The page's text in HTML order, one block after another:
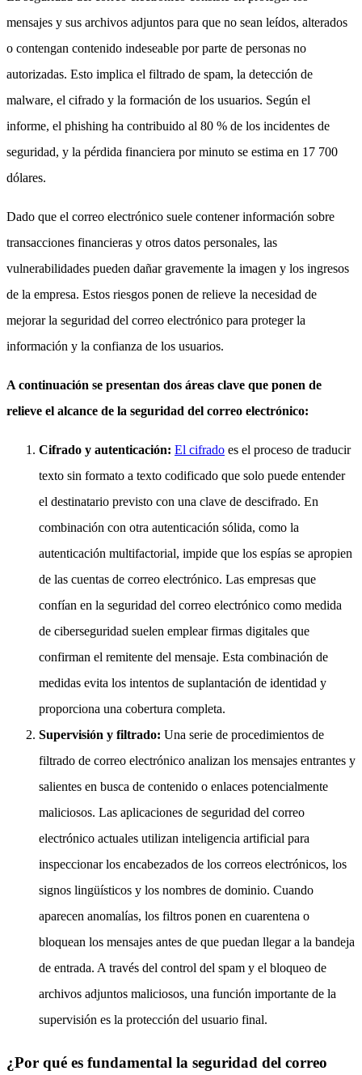
mensajes y sus archivos adjuntos para que no sean leídos, alterados
o contengan contenido indeseable por parte de personas no
autorizadas. Esto implica el filtrado de spam, la detección de
malware, el cifrado y la formación de los usuarios. Según el
informe, el phishing ha contribuido al 80 % de los incidentes de
seguridad, y la pérdida financiera por minuto se estima en 17 700
dólares.
Dado que el correo electrónico suele contener información sobre
transacciones financieras y otros datos personales, las
vulnerabilidades pueden dañar gravemente la imagen y los ingresos
de la empresa. Estos riesgos ponen de relieve la necesidad de
mejorar la seguridad del correo electrónico para proteger la
información y la confianza de los usuarios.
A continuación se presentan dos áreas clave que ponen de
relieve el alcance de la seguridad del correo electrónico:
Cifrado y autenticación: El cifrado es el proceso de traducir
texto sin formato a texto codificado que solo puede entender
el destinatario previsto con una clave de descifrado. En
combinación con otra autenticación sólida, como la
autenticación multifactorial, impide que los espías se apropien
de las cuentas de correo electrónico. Las empresas que
confían en la seguridad del correo electrónico como medida
de ciberseguridad suelen emplear firmas digitales que
confirman el remitente del mensaje. Esta combinación de
medidas evita los intentos de suplantación de identidad y
proporciona una cobertura completa.
Supervisión y filtrado: Una serie de procedimientos de
filtrado de correo electrónico analizan los mensajes entrantes y
salientes en busca de contenido o enlaces potencialmente
maliciosos. Las aplicaciones de seguridad del correo
electrónico actuales utilizan inteligencia artificial para
inspeccionar los encabezados de los correos electrónicos, los
signos lingüísticos y los nombres de dominio. Cuando
aparecen anomalías, los filtros ponen en cuarentena o
bloquean los mensajes antes de que puedan llegar a la bandeja
de entrada. A través del control del spam y el bloqueo de
archivos adjuntos maliciosos, una función importante de la
supervisión es la protección del usuario final.
¿Por qué es fundamental la seguridad del correo